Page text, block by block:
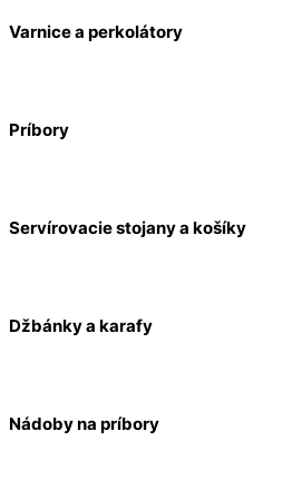
Varnice a perkolátory
Príbory
Servírovacie stojany a košíky
Džbánky a karafy
Nádoby na príbory